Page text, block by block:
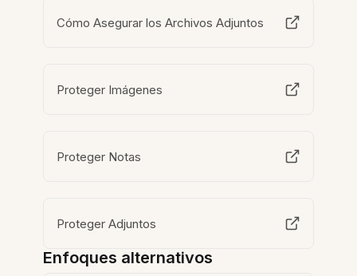
Cómo Asegurar los Archivos Adjuntos
Proteger Imágenes
Proteger Notas
Proteger Adjuntos
Enfoques alternativos